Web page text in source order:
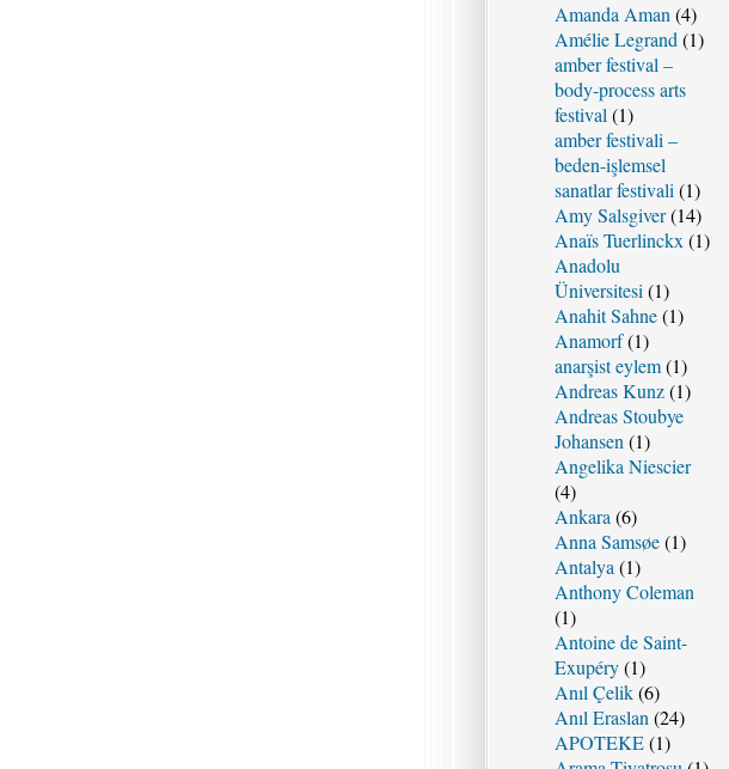
Amanda Aman (4)
Amélie Legrand (1)
amber festival –
body-process arts
festival (1)
amber festivali –
beden-işlemsel
sanatlar festivali (1)
Amy Salsgiver(14)
Anaïs Tuerlinckx (1)
Anadolu
Üniversitesi (1)
Anahit Sahne(1)
Anamorf(1)
anarşist eylem(1)
Andreas Kunz(1)
Andreas Stoubye
Johansen (1)
Angelika Niescier
(4)
Ankara (6)
Anna Samsøe(1)
Antalya (1)
Anthony Coleman
(1)
Antoine de Saint-
Exupéry(1)
Anıl Çelik(6)
Anıl Eraslan (24)
APOTEKE(1)